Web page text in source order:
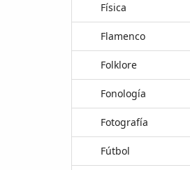
Física
Flamenco
Folklore
Fonología
Fotografía
Fútbol